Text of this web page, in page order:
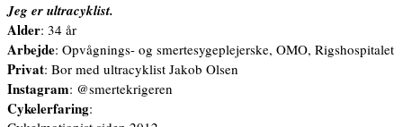
Jeg er ultracyklist.
Alder: 34 år
Arbejde: Opvågnings- og smertesygeplejerske, OMO, Rigshospitalet
Privat: Bor med ultracyklist Jakob Olsen
Instagram: @smertekrigeren
Cykelerfaring: